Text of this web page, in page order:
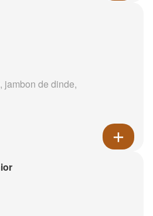
jambon de dinde,